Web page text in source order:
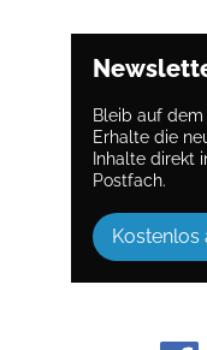
Bleib auf
Erhalte die
Inhalte direkt
Postfach.
Kostenlos